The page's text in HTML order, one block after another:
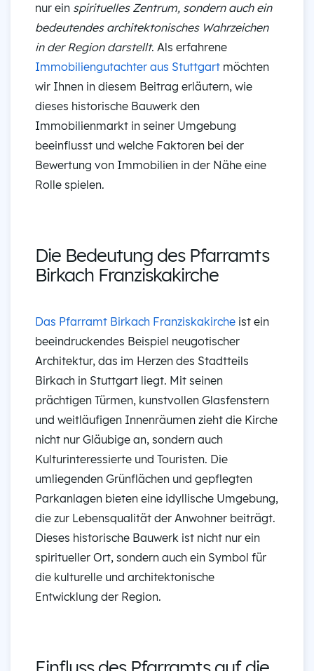
nur ein spirituelles Zentrum, sondern auch ein
bedeutendes architektonisches Wahrzeichen
in der Region darstellt. Als erfahrene
Immobiliengutachter aus Stuttgart möchten
wir Ihnen in diesem Beitrag erläutern, wie
dieses historische Bauwerk den
Immobilienmarkt in seiner Umgebung
beeinflusst und welche Faktoren bei der
Bewertung von Immobilien in der Nähe eine
Rolle spielen.
Die Bedeutung des Pfarramts
Birkach Franziskakirche
Das Pfarramt Birkach Franziskakirche ist ein
beeindruckendes Beispiel neugotischer
Architektur, das im Herzen des Stadtteils
Birkach in Stuttgart liegt. Mit seinen
prächtigen Türmen, kunstvollen Glasfenstern
und weitläufigen Innenräumen zieht die Kirche
nicht nur Gläubige an, sondern auch
Kulturinteressierte und Touristen. Die
umliegenden Grünflächen und gepflegten
Parkanlagen bieten eine idyllische Umgebung,
die zur Lebensqualität der Anwohner beiträgt.
Dieses historische Bauwerk ist nicht nur ein
spiritueller Ort, sondern auch ein Symbol für
die kulturelle und architektonische
Entwicklung der Region.